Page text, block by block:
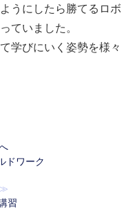
うにしたら勝てるロボ
ていました。
学びにいく姿勢を様々
ドワーク
≫
習